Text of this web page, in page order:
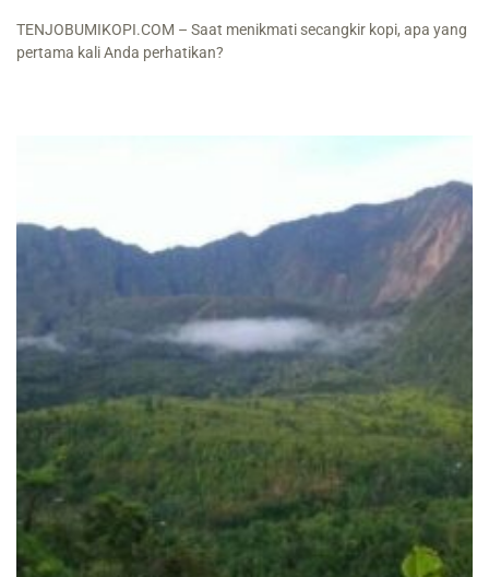
TENJOBUMIKOPI.COM – Saat menikmati secangkir kopi, apa yang
pertama kali Anda perhatikan?